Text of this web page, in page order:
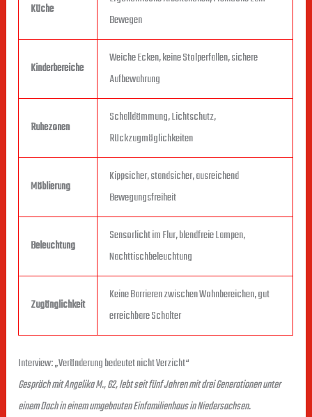
Küche
Bewegen
Kinderbereiche
Weiche Ecken, keine Stolperfallen, sichere
Aufbewahrung
Ruhezonen
Schalldämmung, Lichtschutz,
Rückzugmöglichkeiten
Möblierung
Kippsicher, standsicher, ausreichend
Bewegungsfreiheit
Beleuchtung
Sensorlicht im Flur, blendfreie Lampen,
Nachttischbeleuchtung
Zugänglichkeit
Keine Barrieren zwischen Wohnbereichen, gut
erreichbare Schalter
Interview: „Veränderung bedeutet nicht Verzicht“
Gespräch mit Angelika M., 62, lebt seit fünf Jahren mit drei Generationen unter
einem Dach in einem umgebauten Einfamilienhaus in Niedersachsen.